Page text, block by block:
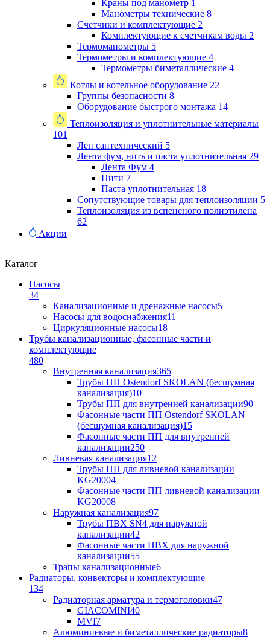
Краны под манометр 1
Манометры технические 8
Счетчики и комплектующие 2
Комплектующие к счетчикам воды 2
Термоманометры 5
Термометры и комплектующие 4
Термометры биметаллические 4
Котлы и котельное оборудование 22
Группы безопасности 8
Оборудование быстрого монтажа 14
Теплоизоляция и уплотнительные материалы
101
Лен сантехнический 5
Лента фум, нить и паста уплотнительная 29
Лента Фум 4
Нити 7
Паста уплотнительная 18
Сопутствующие товары для теплоизоляции 5
Теплоизоляция из вспененого полиэтилена
62
Акции
Каталог
Насосы
34
Канализационные и дренажные насосы5
Насосы для водоснабжения11
Циркуляционные насосы18
Трубы канализационные, фасонные части и
комплектующие
480
Внутренняя канализация365
Трубы ПП Ostendorf SKOLAN (бесшумная
канализация)10
Трубы ПП для внутренней канализации90
Фасонные части ПП Ostendorf SKOLAN
(бесшумная канализация)15
Фасонные части ПП для внутренней
канализации250
Ливневая канализация12
Трубы ПП для ливневой канализации
KG20004
Фасонные части ПП ливневой канализации
KG20008
Наружная канализация97
Трубы ПВХ SN4 для наружной
канализации42
Фасонные части ПВХ для наружной
канализации55
Трапы канализационные6
Радиаторы, конвекторы и комплектующие
134
Радиаторная арматура и термоголовки47
GIACOMINI40
MVI7
Алюминиевые и биметаллические радиаторы8